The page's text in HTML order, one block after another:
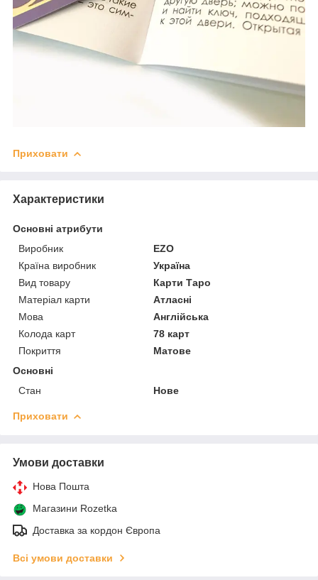
Приховати
Характеристики
Основні атрибути
Виробник
EZO
Країна виробник
Україна
Вид товару
Карти Таро
Матеріал карти
Атласні
Мова
Англійська
Колода карт
78 карт
Покриття
Матове
Основні
Стан
Нове
Приховати
Умови доставки
Нова Пошта
Магазини Rozetka
Доставка за кордон Європа
Всі умови доставки